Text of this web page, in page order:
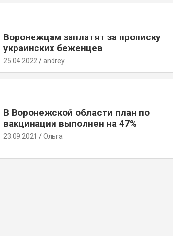
Воронежцам заплатят за прописку
украинских беженцев
25.04.2022 andrey
В Воронежской области план по
вакцинации выполнен на 47%
23.09.2021 Ольга